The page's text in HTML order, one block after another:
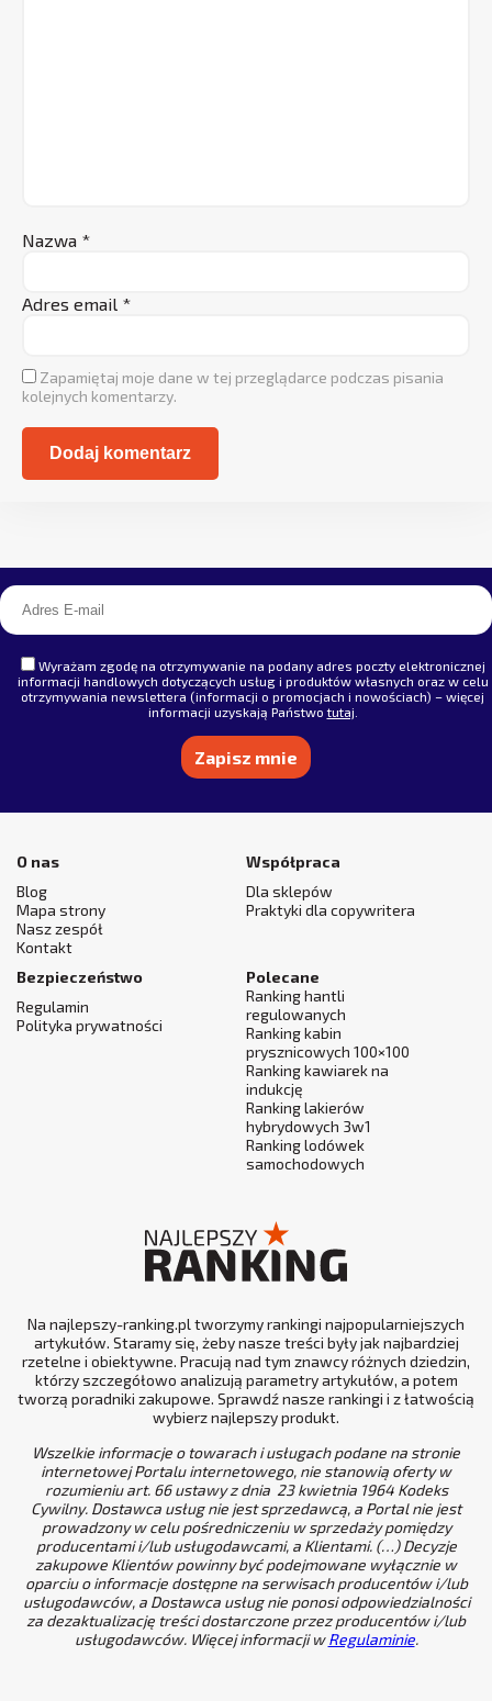
Nazwa *
Adres email *
Zapamiętaj moje dane w tej przeglądarce podczas pisania
kolejnych komentarzy.
Wyrażam zgodę na otrzymywanie na podany adres poczty elektronicznej
informacji handlowych dotyczących usług i produktów własnych oraz w celu
otrzymywania newslettera (informacji o promocjach i nowościach) – więcej
informacji uzyskają Państwotutaj
O nas
Blog
Mapa strony
Nasz zespół
Kontakt
Współpraca
Dla sklepów
Praktyki dla copywritera
Bezpieczeństwo
Regulamin
Polityka prywatności
Polecane
Ranking hantli
regulowanych
Ranking kabin
prysznicowych 100×100
Ranking kawiarek na
indukcję
Ranking lakierów
hybrydowych 3w1
Ranking lodówek
samochodowych
Na najlepszy-ranking.pl tworzymy rankingi najpopularniejszych
artykułów. Staramy się, żeby nasze treści były jak najbardziej
rzetelne i obiektywne. Pracują nad tym znawcy różnych dziedzin,
którzy szczegółowo analizują parametry artykułów, a potem
tworzą poradniki zakupowe. Sprawdź nasze rankingi i z łatwością
wybierz najlepszy produkt.
Wszelkie informacje o towarach i usługach podane na stronie
internetowej Portalu internetowego, nie stanowią oferty w
rozumieniu art. 66 ustawy z dnia 23 kwietnia 1964 Kodeks
Cywilny. Dostawca usług nie jest sprzedawcą, a Portal nie jest
prowadzony w celu pośredniczeniu w sprzedaży pomiędzy
producentami i/lub usługodawcami, a Klientami. (…) Decyzje
zakupowe Klientów powinny być podejmowane wyłącznie w
oparciu o informacje dostępne na serwisach producentów i/lub
usługodawców, a Dostawca usług nie ponosi odpowiedzialności
za dezaktualizację treści dostarczone przez producentów i/lub
usługodawców. Więcej informacji wRegulaminie.